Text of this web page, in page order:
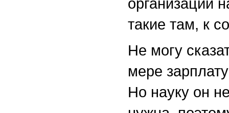
такие там, к
Не могу
мере
Но науку он